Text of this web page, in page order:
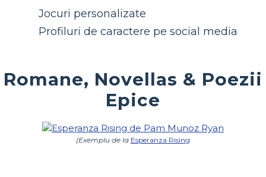
Jocuri personalizate
Profiluri de caractere pe social media
Romane, Novellas & Poezii
Epice
(Exemplu de la Esperanza Rising